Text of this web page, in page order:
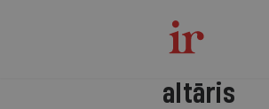
altāris